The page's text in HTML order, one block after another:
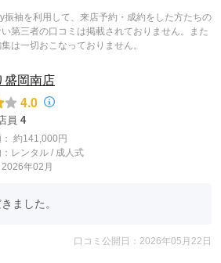
袖を利用して、来店予約・成約をした方たちの
第三者の口コミは掲載されておりません。また
は一切おこなっておりません。
盛岡南店
4.0
員 4
約141,000円
レンタル / 成人式
年02月
ました。
口コミ公開日：2026年05月22日